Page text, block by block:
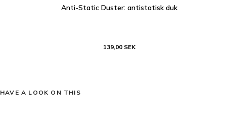
Anti-Static Duster: antistatisk duk
139,00 SEK
HAVE A LOOK ON THIS